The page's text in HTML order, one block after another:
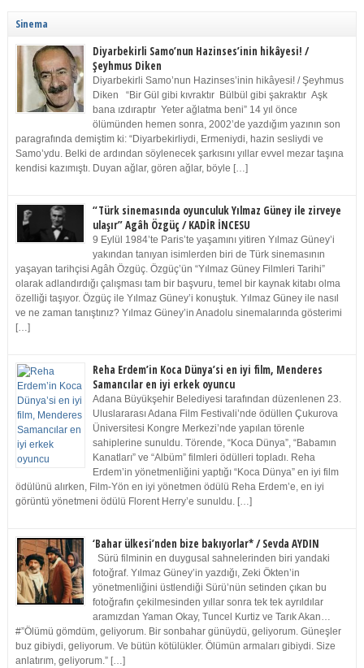
Sinema
Diyarbekirli Samo’nun Hazinses’inin hikâyesi! /
Şeyhmus Diken
Diyarbekirli Samo’nun Hazinses’inin hikâyesi! / Şeyhmus
Diken “Bir Gül gibi kıvraktır Bülbül gibi şakraktır Aşk
bana ızdıraptır Yeter ağlatma beni” 14 yıl önce
ölümünden hemen sonra, 2002’de yazdığım yazının son
paragrafında demiştim ki: “Diyarbekirliydi, Ermeniydi, hazin sesliydi ve
Samo’ydu. Belki de ardından söylenecek şarkısını yıllar evvel mezar taşına
kendisi kazımıştı. Duyan ağlar, gören ağlar, böyle […]
“Türk sinemasında oyunculuk Yılmaz Güney ile zirveye
ulaşır” Agâh Özgüç / KADİR İNCESU
9 Eylül 1984’te Paris’te yaşamını yitiren Yılmaz Güney’i
yakından tanıyan isimlerden biri de Türk sinemasının
yaşayan tarihçisi Agâh Özgüç. Özgüç’ün “Yılmaz Güney Filmleri Tarihi”
olarak adlandırdığı çalışması tam bir başvuru, temel bir kaynak kitabı olma
özelliği taşıyor. Özgüç ile Yılmaz Güney’i konuştuk. Yılmaz Güney ile nasıl
ve ne zaman tanıştınız? Yılmaz Güney’in Anadolu sinemalarında gösterimi
[…]
Reha Erdem’in Koca Dünya’si en iyi film, Menderes
Samancılar en iyi erkek oyuncu
Adana Büyükşehir Belediyesi tarafından düzenlenen 23.
Uluslararası Adana Film Festivali’nde ödüllen Çukurova
Üniversitesi Kongre Merkezi’nde yapılan törenle
sahiplerine sunuldu. Törende, “Koca Dünya”, “Babamın
Kanatları” ve “Albüm” filmleri ödülleri topladı. Reha
Erdem’in yönetmenliğini yaptığı “Koca Dünya” en iyi film
ödülünü alırken, Film-Yön en iyi yönetmen ödülü Reha Erdem’e, en iyi
görüntü yönetmeni ödülü Florent Herry’e sunuldu. […]
‘Bahar ülkesi’nden bize bakıyorlar* / Sevda AYDIN
Sürü filminin en duygusal sahnelerinden biri yandaki
fotoğraf. Yılmaz Güney’in yazdığı, Zeki Ökten’in
yönetmenliğini üstlendiği Sürü’nün setinden çıkan bu
fotoğrafın çekilmesinden yıllar sonra tek tek ayrıldılar
aramızdan Yaman Okay, Tuncel Kurtiz ve Tarık Akan…
#”Ölümü gömdüm, geliyorum. Bir sonbahar günüydü, geliyorum. Güneşler
buz gibiydi, geliyorum. Ve bütün kötülükler. Ölümün armaları gibiydi. Size
anlatırım, geliyorum.” […]